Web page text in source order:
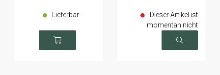
Lieferbar
Dieser Artikel ist
momentan nicht
verfügbar